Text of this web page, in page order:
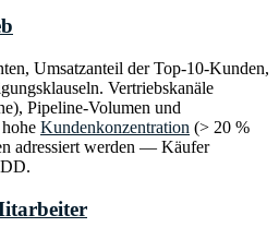
Umsatzanteil der Top-10-Kunden,
Vertriebskanäle
Pipeline-Volumen und
Kundenkonzentration (> 20 %
adressiert werden — Käufer